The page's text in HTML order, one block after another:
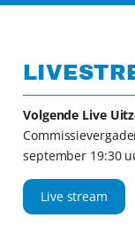
Volgende Live
september 19:30
Live stream